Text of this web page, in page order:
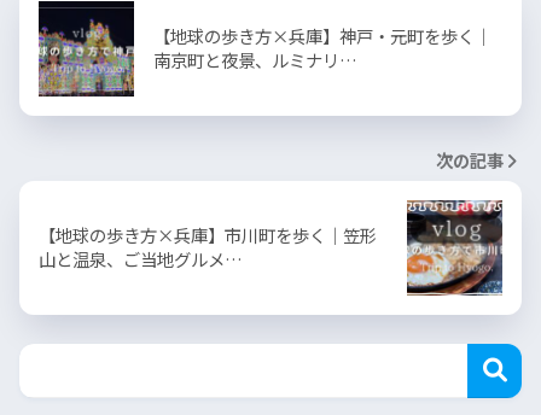
【地球の歩き方×兵庫】神戸・元町を歩く｜
南京町と夜景、ルミナリ…
次の記事
【地球の歩き方×兵庫】市川町を歩く｜笠形
山と温泉、ご当地グルメ…